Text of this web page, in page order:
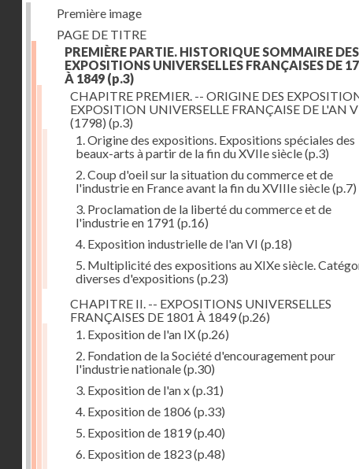
Première image
PAGE DE TITRE
PREMIÈRE PARTIE. HISTORIQUE SOMMAIRE DES
EXPOSITIONS UNIVERSELLES FRANÇAISES DE
À 1849 (p.3)
CHAPITRE PREMIER. -- ORIGINE DES
EXPOSITION UNIVERSELLE FRANÇAISE DE L'AN
(1798) (p.3)
1. Origine des expositions. Expositions spéciales des
beaux-arts à partir de la fin du XVIIe siècle(p.3)
2. Coup d'oeil sur la situation du commerce et de
l'industrie en France avant la fin du XVIIIe siècle(p.7)
3. Proclamation de la liberté du commerce et de
l'industrie en 1791 (p.16)
4. Exposition industrielle de l'an VI (p.18)
5. Multiplicité des expositions au XIXe siècle.
diverses d'expositions (p.23)
CHAPITRE II. -- EXPOSITIONS UNIVERSELLES
FRANÇAISES DE 1801 À 1849(p.26)
1. Exposition de l'an IX(p.26)
2. Fondation de la Société d'encouragement pour
l'industrie nationale(p.30)
3. Exposition de l'an x(p.31)
4. Exposition de 1806 (p.33)
5. Exposition de 1819(p.40)
6. Exposition de 1823(p.48)